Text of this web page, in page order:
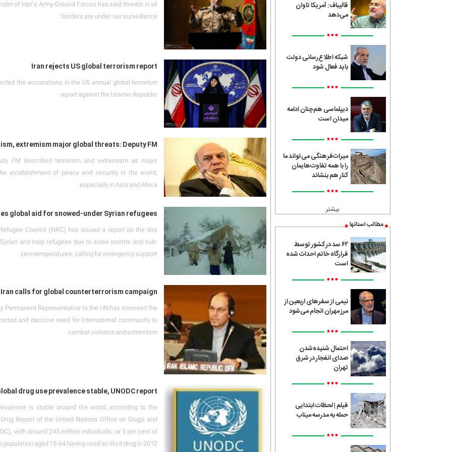
قالیباف: آمریکا تاوان
می‌دهد
•••
شبکه اطلاع‌رسانی دولت
باید فعال شود
•••
دیپلماسی هم‌چنان ادامه
میدان است
•••
میراث‌فرهنگی می‌تواند ما
را با همه تفاوت‌هایمان
کنار هم بنشاند
•••
بیشتر
مطالب استانها
۶۲ سد در کشور توسط
قرارگاه خاتم احداث شده
است
•••
نیمی از سفرهای اربعین از
مرز مهران انجام می‌شود
•••
احتمال شنیده‌شدن
صدای انفجار در شرق
تهران
•••
فیلم | لحظات ابتدایی
حمله به مدرسه میناب
•••
of Iran’s Army Ground Forces has said threats in all
borders are under ‘our surveillance.’
Iran rejects US global terrorism report
the accusations in the US annual global terrorism
report against the Islamic Republic.
extremism major global threats: Deputy FM
FM described terrorism and extremism as major
establishment of peace and security in the world,
especially in Asia and Africa.
global aid for snowed-under Syrian refugees
Council (NRC) has issued a report on the dire
and Iraqi refugees due to snow storms and sub-
zero temperatures, calling for emergency support.
Iran calls for global counterterrorism campaign
Permanent Representative to the UN has stressed the
and decisive need for international community to
combat violence and extremism.
drug use prevalence stable, UNODC report
is stable around the world, according to the
Report of the United Nations Office on Drugs and
with around 243 million individuals, or 5 per cent of
population aged 15-64 having used an illicit drug in 2012.